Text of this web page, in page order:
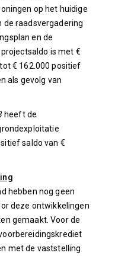
op het huidige
de raadsvergadering
en de
is met €
€ 162.000 positief
als gevolg van
heeft de
saldo van €
hebben nog geen
deze ontwikkelingen
gemaakt. Voor de
met de vaststelling